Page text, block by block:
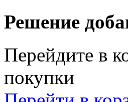
Решение
Перейдите в
покупки